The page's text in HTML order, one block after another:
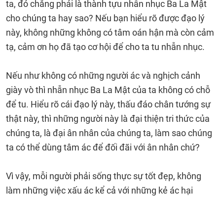
ta, đó chẳng phải là thành tựu nhẫn nhục Ba La Mật
cho chúng ta hay sao? Nếu bạn hiểu rõ được đạo lý
này, không những không có tâm oán hận mà còn cảm
tạ, cảm ơn họ đã tạo cơ hội để cho ta tu nhẫn nhục.
Nếu như không có những người ác và nghịch cảnh
giày vò thì nhẫn nhục Ba La Mật của ta không có chỗ
để tu. Hiểu rõ cái đạo lý này, thấu đáo chân tướng sự
thật này, thì những người này là đại thiện tri thức của
chúng ta, là đại ân nhân của chúng ta, làm sao chúng
ta có thể dùng tâm ác để đối đãi với ân nhân chứ?
Vì vậy, mỗi người phải sống thực sự tốt đẹp, không
làm những việc xấu ác kể cả với những kẻ ác hại